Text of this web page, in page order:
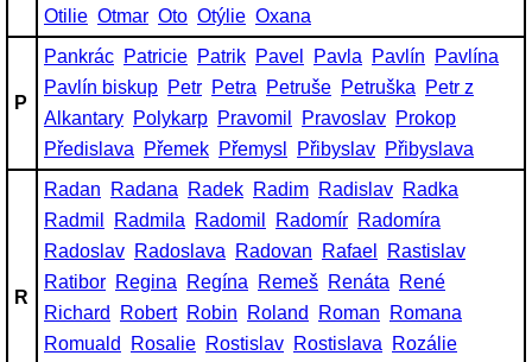
Otilie Otmar Oto Otýlie Oxana
P
Pankrác Patricie Patrik Pavel Pavla Pavlín
Pavlína
Pavlín biskup Petr Petra Petruše Petruška
Petr z
Alkantary Polykarp Pravomil Pravoslav Prokop
Předislava
Přemek Přemysl Přibyslav Přibyslava
R
Radan Radana Radek Radim Radislav Radka
Radmil
Radmila Radomil Radomír Radomíra
Radoslav Radoslava Radovan Rafael
Rastislav
Ratibor Regina Regína Remeš Renáta
René
Richard
Robert Robin Roland Roman
Romana
Romuald
Rosalie Rostislav Rostislava
Rozálie